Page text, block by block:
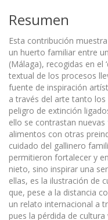
Resumen
Esta contribución
un huerto familiar entre
(Málaga), recogidas en el
textual de los procesos
fuente de inspiración
a través del arte tanto
peligro de extinción
ello se contrastan
alimentos con otras
cuidado del gallinero
permitieron fortalecer y
nieto, sino inspirar una
ellas, es la ilustración de
que, pese a la distancia
un relato internacional a
pues la pérdida de